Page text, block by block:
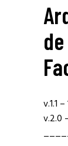
v.1.1
v.2.0